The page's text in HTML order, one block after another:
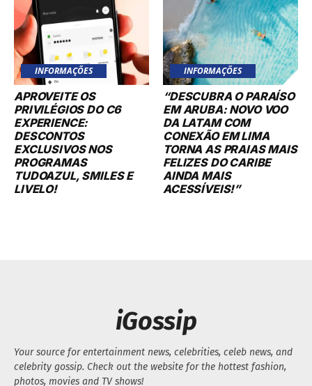
INFORMAÇÕES
APROVEITE OS
PRIVILÉGIOS DO C6
EXPERIENCE:
DESCONTOS
EXCLUSIVOS NOS
PROGRAMAS
TUDOAZUL, SMILES E
LIVELO!
INFORMAÇÕES
“DESCUBRA O PARAÍSO
EM ARUBA: NOVO VOO
DA LATAM COM
CONEXÃO EM LIMA
TORNA AS PRAIAS MAIS
FELIZES DO CARIBE
AINDA MAIS
ACESSÍVEIS!”
iGossip
Your source for entertainment news, celebrities, celeb news, and
celebrity gossip. Check out the website for the hottest fashion,
photos, movies and TV shows!